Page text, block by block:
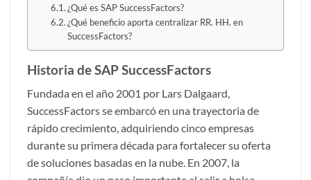
¿Qué es SAP SuccessFactors?
¿Qué beneficio aporta centralizar RR. HH. en
SuccessFactors?
Historia de SAP SuccessFactors
Fundada en el año 2001 por Lars Dalgaard,
SuccessFactors se embarcó en una trayectoria de
rápido crecimiento, adquiriendo cinco empresas
durante su primera década para fortalecer su oferta
de soluciones basadas en la nube. En 2007, la